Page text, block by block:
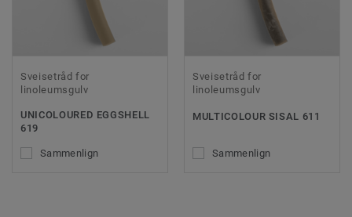
Sveisetråd for
linoleumsgulv
UNICOLOURED EGGSHELL
619
Sammenlign
Sveisetråd for
linoleumsgulv
MULTICOLOUR SISAL 611
Sammenlign